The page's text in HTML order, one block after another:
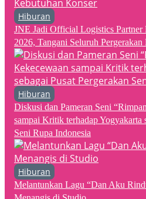
Hiburan
JNE Jadi Official Logistics Partner
2026, Tangani Seluruh
Hiburan
Diskusi dan Pameran Seni
sampai Kritik terhadap Yogyakarta
Seni Rupa Indonesia
Hiburan
Melantunkan Lagu “Dan Aku